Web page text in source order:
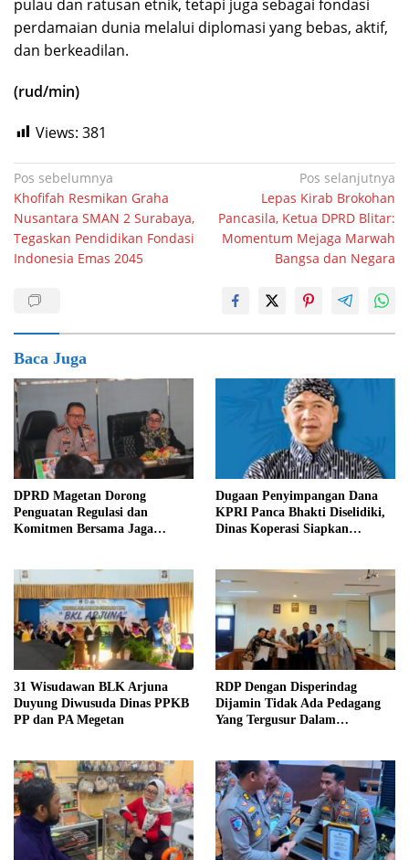
pulau dan ratusan etnik, tetapi juga sebagai fondasi
perdamaian dunia melalui diplomasi yang bebas, aktif,
dan berkeadilan.
(rud/min)
Views: 381
Navigasi
pos
Pos sebelumnya
Khofifah Resmikan Graha
Nusantara SMAN 2 Surabaya,
Tegaskan Pendidikan Fondasi
Indonesia Emas 2045
Pos selanjutnya
Lepas Kirab Brokohan
Pancasila, Ketua DPRD Blitar:
Momentum Mejaga Marwah
Bangsa dan Negara
Baca Juga
DPRD Magetan Dorong
Penguatan Regulasi dan
Komitmen Bersama Jaga
Dugaan Penyimpangan Dana
KPRI Panca Bhakti Diselidiki,
Dinas Koperasi Siapkan
31 Wisudawan BLK Arjuna
Duyung Diwusuda Dinas PPKB
PP dan PA Megetan
RDP Dengan Disperindag
Dijamin Tidak Ada Pedagang
Yang Tergusur Dalam